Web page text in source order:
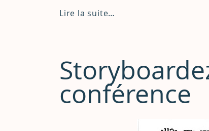
Lire la suite…
conférence